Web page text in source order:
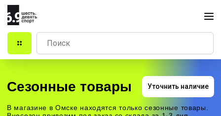
Сезонные товары
В магазине в Омске находятся только сезонные товары.
Внесезон привозим под заказ со склада за 1-3 дня.